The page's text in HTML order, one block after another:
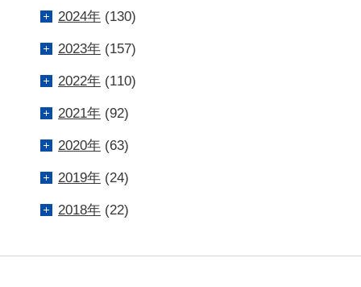
2024年(130)
2023年(157)
2022年(110)
2021年(92)
2020年(63)
2019年(24)
2018年(22)